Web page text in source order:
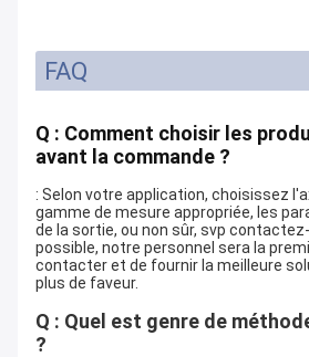
FAQ
Q : Comment choisir les
avant la commande ?
: Selon votre application, choisissez
gamme de mesure appropriée, les
de la sortie, ou non sûr, svp
possible, notre personnel sera la
contacter et de fournir la meilleure
plus de faveur.
Q : Quel est genre de
?